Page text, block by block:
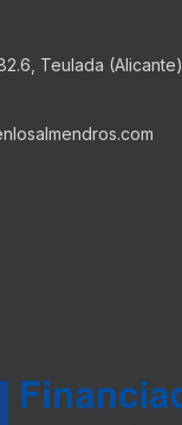
Teulada (Alicante)